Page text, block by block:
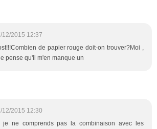
12/2015 12:37
de papier rouge doit-on trouver?Moi ,
pense qu'il m'en manque un
12/2015 12:30
ne comprends pas la combinaison avec les